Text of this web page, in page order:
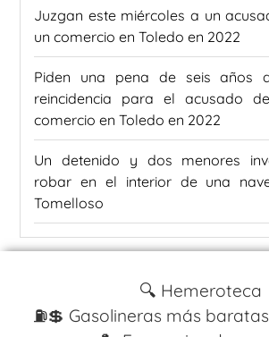
Juzgan este miércoles a un
un comercio en Toledo en 2022
Piden una pena de seis años
reincidencia para el acusado
comercio en Toledo en 2022
Un detenido y dos menores
robar en el interior de una
Tomelloso
🔍 Hemeroteca
⛽️💲 Gasolineras más